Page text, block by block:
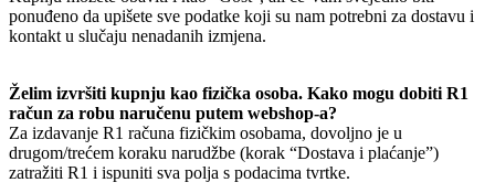
ponuđeno da upišete sve podatke koji su nam potrebni za dostavu i
kontakt u slučaju nenadanih izmjena.
Želim izvršiti kupnju kao fizička osoba. Kako mogu dobiti R1
račun za robu naručenu putem webshop-a?
Za izdavanje R1 računa fizičkim osobama, dovoljno je u
drugom/trećem koraku narudžbe (korak “Dostava i plaćanje”)
zatražiti R1 i ispuniti sva polja s podacima tvrtke.